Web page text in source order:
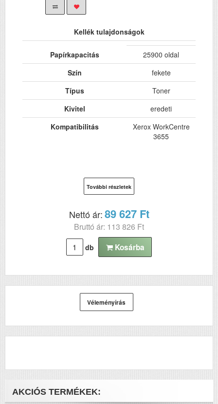
Kellék tulajdonságok
Papírkapacitás
25900 oldal
Szín
fekete
Típus
Toner
Kivitel
eredeti
Kompatibilitás
Xerox WorkCentre
3655
További részletek
Nettó ár:89 627 Ft
Bruttó ár: 113 826 Ft
db Kosárba
Véleményírás
AKCIÓS TERMÉKEK: